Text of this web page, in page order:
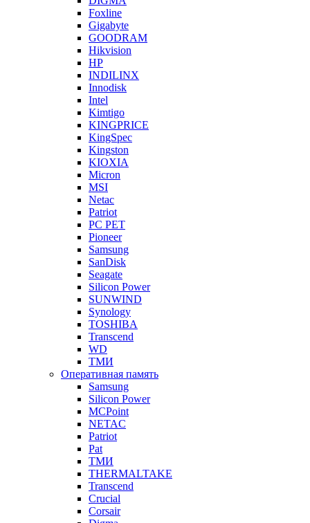
Foxline
Gigabyte
GOODRAM
Hikvision
HP
INDILINX
Innodisk
Intel
Kimtigo
KINGPRICE
KingSpec
Kingston
KIOXIA
Micron
MSI
Netac
Patriot
PC PET
Pioneer
Samsung
SanDisk
Seagate
Silicon Power
SUNWIND
Synology
TOSHIBA
Transcend
WD
ТМИ
Оперативная память
Samsung
Silicon Power
MCPoint
NETAC
Patriot
Pat
ТМИ
THERMALTAKE
Transcend
Crucial
Corsair